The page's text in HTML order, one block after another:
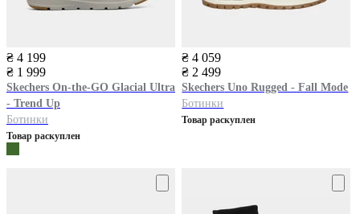
₴ 4 199
₴ 1 999
Skechers On-the-GO Glacial Ultra
- Trend Up
Ботинки
Товар раскуплен
₴ 4 059
₴ 2 499
Skechers Uno Rugged - Fall Mode
Ботинки
Товар раскуплен